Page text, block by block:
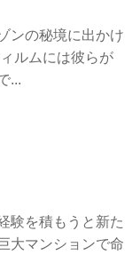
ンの秘境に出かけ
ルムには彼らが
...
験を積もうと新た
大マンションで命